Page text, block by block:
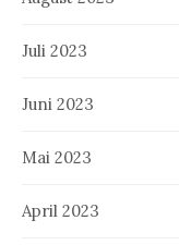
Juli 2023
Juni 2023
Mai 2023
April 2023